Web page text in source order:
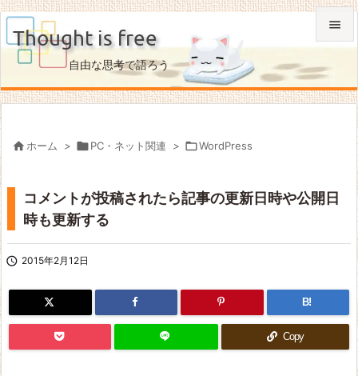
Thought is free
自由な思考で語ろう

メニュ

次へ
 ホーム > PC・ネット関連 > WordPress
コメントが投稿されたら記事の更新日時や公開日
時も更新する
 2015年2月12日
B!
Copy